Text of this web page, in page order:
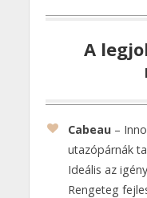
A
Cabeau –
utazópárnák
Ideális az
Rengeteg